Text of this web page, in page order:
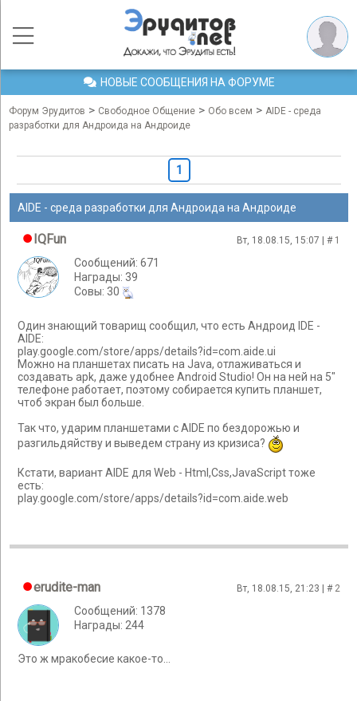
НОВЫЕ СООБЩЕНИЯ НА ФОРУМЕ
Форум Эрудитов > Свободное Общение > Обо всем > AIDE - среда
разработки для Андроида на Андроиде
1
AIDE - среда разработки для Андроида на Андроиде
IQFun Вт, 18.08.15, 15:07 | # 1
Сообщений: 671
Награды: 39
Cовы: 30
Один знающий товарищ сообщил, что есть Андроид IDE -
AIDE:
play.google.com/store/apps/details?id=com.aide.ui
Можно на планшетах писать на Java, отлаживаться и
создавать apk, даже удобнее Android Studio! Он на ней на 5"
телефоне работает, поэтому собирается купить планшет,
чтоб экран был больше.
Так что, ударим планшетами с AIDE по бездорожью и
разгильдяйству и выведем страну из кризиса?
Кстати, вариант AIDE для Web - Html,Css,JavaScript тоже
есть:
play.google.com/store/apps/details?id=com.aide.web
erudite-man Вт, 18.08.15, 21:23 | # 2
Сообщений: 1378
Награды: 244
Это ж мракобесие какое-то...